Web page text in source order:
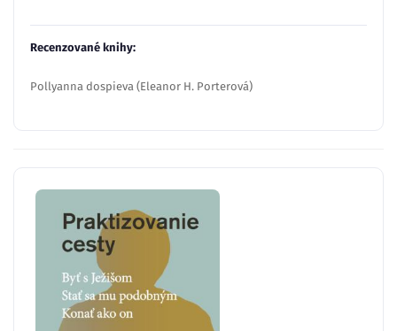
Recenzované knihy:
Pollyanna dospieva (Eleanor H. Porterová)